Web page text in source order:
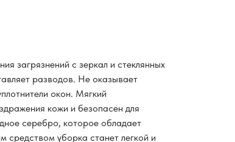
загрязнений с зеркал и стеклянных
разводов. Не оказывает
окон. Мягкий
кожи и безопасен для
серебро, которое обладает
уборка станет легкой и